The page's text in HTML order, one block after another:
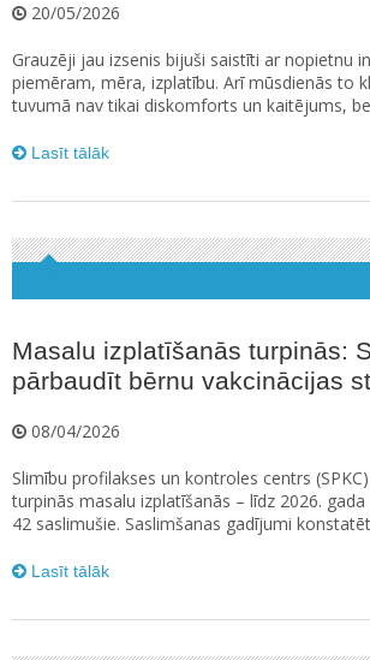
20/05/2026
Grauzēji jau izsenis bijuši saistīti ar nopietnu
piemēram, mēra, izplatību. Arī mūsdienās to
tuvumā nav tikai diskomforts un kaitējums,
Lasīt tālāk
Masalu izplatīšanās turpinās:
pārbaudīt bērnu vakcinācijas
08/04/2026
Slimību profilakses un kontroles centrs
turpinās masalu izplatīšanās – līdz 2026.
42 saslimušie. Saslimšanas gadījumi
Lasīt tālāk